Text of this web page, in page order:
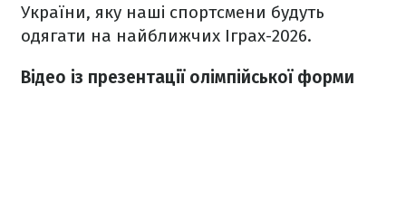
України, яку наші спортсмени будуть
одягати на найближчих Іграх-2026.
Відео із презентації олімпійської форми